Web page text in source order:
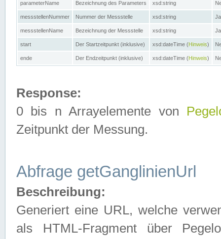
parameterName Bezeichnung des Parameters xsd:string
messstellenNummer Nummer der Messstelle xsd:string Ja
messstellenName Bezeichnung der Messstelle xsd:string Ja
start Der Startzeitpunkt (inklusive) xsd:dateTime (Hinweis)
ende Der Endzeitpunkt (inklusive) xsd:dateTime (Hinweis)
Response:
0 bis n Arrayelemente von
Zeitpunkt der Messung.
Abfrage getGanglinienUrl
Beschreibung:
Generiert eine URL, welche
als HTML-Fragment über